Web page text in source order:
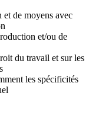
et de moyens avec
et/ou de
du travail et sur les
les spécificités